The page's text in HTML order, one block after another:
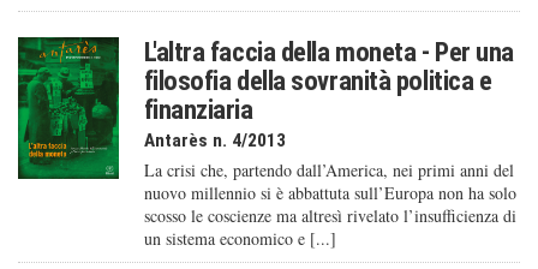
L'altra faccia della moneta - Per una
filosofia della sovranità politica e
finanziaria
Antarès n. 4/2013
La crisi che, partendo dall’America, nei primi anni del
nuovo millennio si è abbattuta sull’Europa non ha solo
scosso le coscienze ma altresì rivelato l’insufficienza di
un sistema economico e [...]